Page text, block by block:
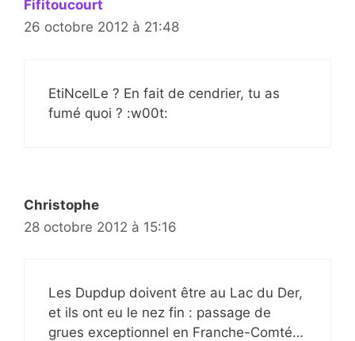
Fifitoucourt
26 octobre 2012 à 21:48
EtiNcelLe ? En fait de cendrier, tu as
fumé quoi ? :w00t:
Christophe
28 octobre 2012 à 15:16
Les Dupdup doivent être au Lac du Der,
et ils ont eu le nez fin : passage de
grues exceptionnel en Franche-Comté…